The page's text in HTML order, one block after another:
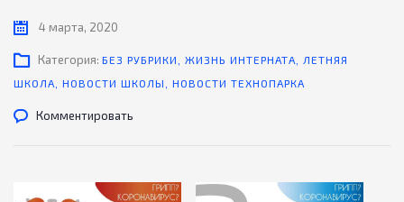
4 марта, 2020
Категория: БЕЗ РУБРИКИ ЖИЗНЬ ИНТЕРНАТА
ЛЕТНЯЯ
ШКОЛА
НОВОСТИ ШКОЛЫ НОВОСТИ ТЕХНОПАРКА
Комментировать